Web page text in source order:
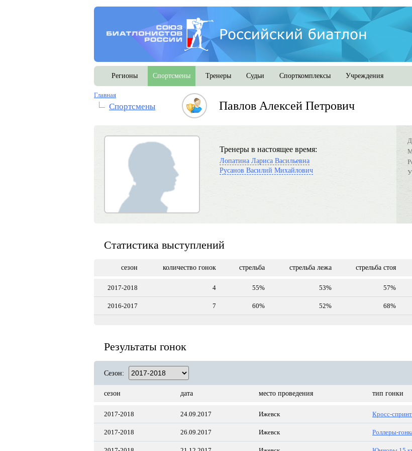
Регионы Спортсмены Тренеры Судьи Спорткомплексы Учреждения
Главная
Спортсмены Павлов Алексей Петрович
Тренеры в настоящее время:
Лопатина Лариса Васильевна
Русанов Василий Михайлович
Статистика выступлений
сезон количество гонок стрельба стрельба лежа стрельба стоя
2017-2018 4 55% 53% 57%
2016-2017 7 60% 52% 68%
Результаты гонок
Сезон:
сезон дата место проведения тип гонки
2017-2018 24.09.2017 Ижевск Кросс-
2017-2018 26.09.2017 Ижевск Роллеры-